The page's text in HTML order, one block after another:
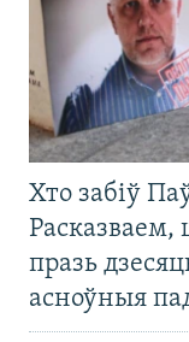
Хто забіў
Расказваем,
празь
асноўныя